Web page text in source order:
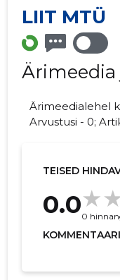
LIIT MTÜ
Ärimeedia
Ärimeedialehel
Arvustusi - 0; Artikleid 0
TEISED
0.00